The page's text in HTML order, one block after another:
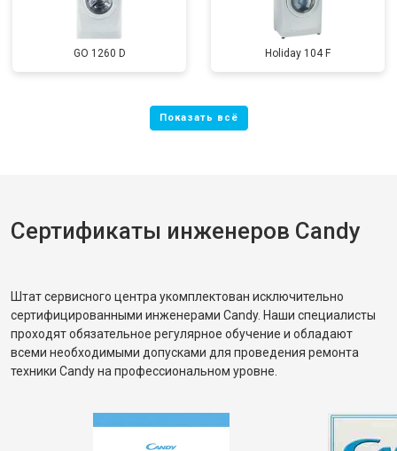
GO 1260 D Holiday 104 F
Сертификаты инженеров Candy
Штат сервисного центра укомплектован исключительно
сертифицированными инженерами Candy. Наши специалисты
проходят обязательное регулярное обучение и обладают
всеми необходимыми допусками для проведения ремонта
техники Candy на профессиональном уровне.